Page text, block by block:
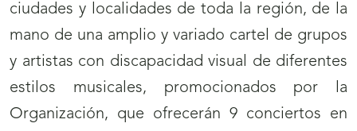
aa
ciudades y localidades de toda la región, de la
mano de una amplio y variado cartel de grupos
y artistas con discapacidad visual de diferentes
estilos musicales, promocionados por la
Organización, que ofrecerán 9 conciertos en